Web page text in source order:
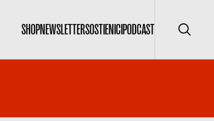
SHOPNEWSLETTERSOSTIENICIPODCAST Cerca